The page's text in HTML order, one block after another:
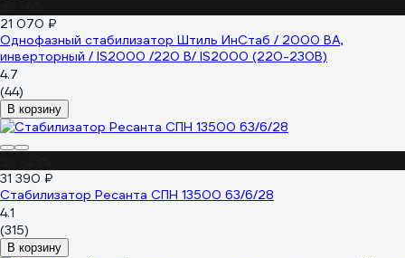
21 070 ₽
Однофазный стабилизатор Штиль ИнСтаб / 2000 ВА,
инверторный / IS2000 /220 В/ IS2000 (220-230В)
4.7
(44)
В корзину
31 390 ₽
Стабилизатор Ресанта СПН 13500 63/6/28
4.1
(315)
В корзину